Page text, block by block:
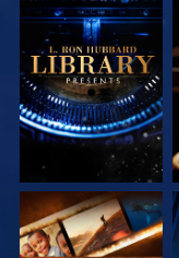
UTFORSKA
SERIEN